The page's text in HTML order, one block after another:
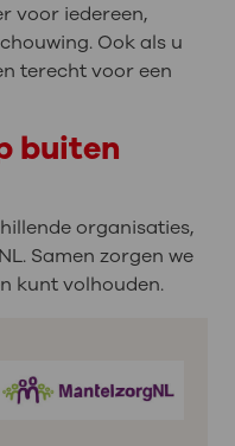
voor iedereen,
Ook als u
terecht voor een
buiten
organisaties,
Samen zorgen we
kunt volhouden.